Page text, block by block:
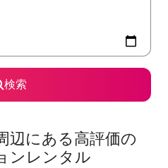
検索
辺⁠に⁠あ⁠る高⁠評⁠価⁠の
ン⁠レ⁠ン⁠タ⁠ル